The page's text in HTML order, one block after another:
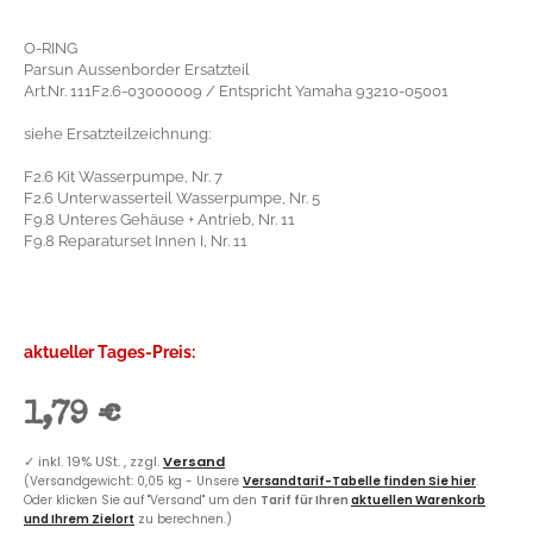
O-RING
Parsun Aussenborder Ersatzteil
Art.Nr. 111F2.6-03000009 / Entspricht Yamaha 93210-05001
siehe Ersatzteilzeichnung:
F2.6 Kit Wasserpumpe, Nr. 7
F2.6 Unterwasserteil Wasserpumpe, Nr. 5
F9.8 Unteres Gehäuse + Antrieb, Nr. 11
F9.8 Reparaturset Innen I, Nr. 11
aktueller Tages-Preis:
1,79 €
✓ inkl. 19% USt. , zzgl.Versand
(Versandgewicht: 0,05 kg - Unsere Versandtarif-Tabelle finden Sie hier.
Oder klicken Sie auf "Versand" um den Tarif für Ihren aktuellen Warenkorb
und Ihrem Zielort zu berechnen.)